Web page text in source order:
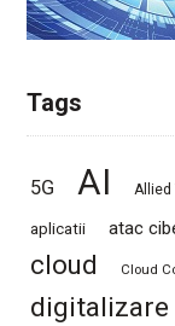
Tags
5G AI Allied
aplicatii atac
cloud Cloud
digitalizare